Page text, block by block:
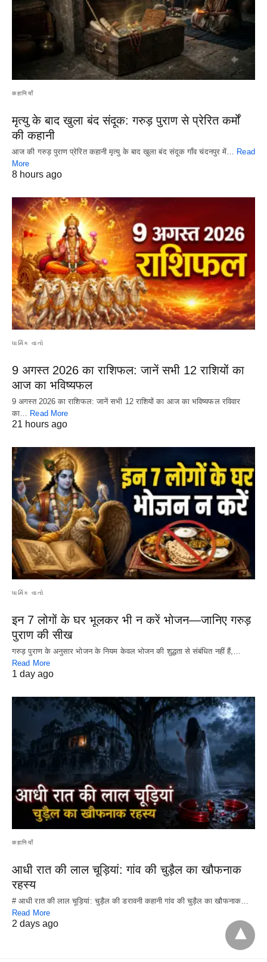
कहानियाँ
मृत्यु के बाद खुला बंद संदूक: गरुड़ पुराण से प्रेरित कर्मों
की कहानी
आज की गरुड़ पुराण प्रेरित कहानी मृत्यु के बाद खुला बंद संदूक गाँव चंदनपुर में… Read
More
8 hours ago
ધાર્મિક વાતો
9 अगस्त 2026 का राशिफल: जानें सभी 12 राशियों का
आज का भविष्यफल
9 अगस्त 2026 का राशिफल: जानें सभी 12 राशियों का आज का भविष्यफल रविवार
का… Read More
21 hours ago
ધાર્મિક વાતો
इन 7 लोगों के घर भूलकर भी न करें भोजन—जानिए गरुड़
पुराण की सीख
गरुड़ पुराण के अनुसार भोजन के नियम केवल भोजन की शुद्धता से संबंधित नहीं हैं,…
Read More
1 day ago
कहानियाँ
आधी रात की लाल चूड़ियां: गांव की चुड़ैल का खौफनाक
रहस्य
# आधी रात की लाल चूड़ियां: चुड़ैल की डरावनी कहानी गांव की चुड़ैल का खौफनाक…
Read More
2 days ago